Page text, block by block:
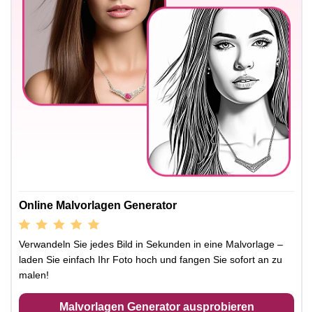
Online Malvorlagen Generator
Verwandeln Sie jedes Bild in Sekunden in eine Malvorlage –
laden Sie einfach Ihr Foto hoch und fangen Sie sofort an zu
malen!
Malvorlagen Generator ausprobieren